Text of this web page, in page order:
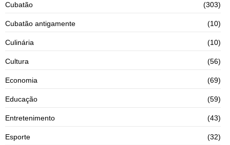
Cubatão (303)
Cubatão antigamente (10)
Culinária (10)
Cultura (56)
Economia (69)
Educação (59)
Entretenimento (43)
Esporte (32)